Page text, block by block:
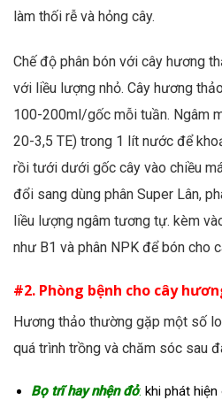
làm thối rễ và hỏng cây.
Chế độ phân bón với cây hương
với liều lượng nhỏ. Cây hương
100-200ml/gốc mỗi tuần. Ngâm
20-3,5 TE) trong 1 lít nước để
rồi tưới dưới gốc cây vào chiều
đổi sang dùng phân Super Lân,
liều lượng ngâm tương tự. kèm
như B1 và phân NPK để bón cho
#2. Phòng bệnh cho cây
Hương thảo thường gặp một số
quá trình trồng và chăm sóc sau
Bọ trĩ hay nhện đỏ: khi phát